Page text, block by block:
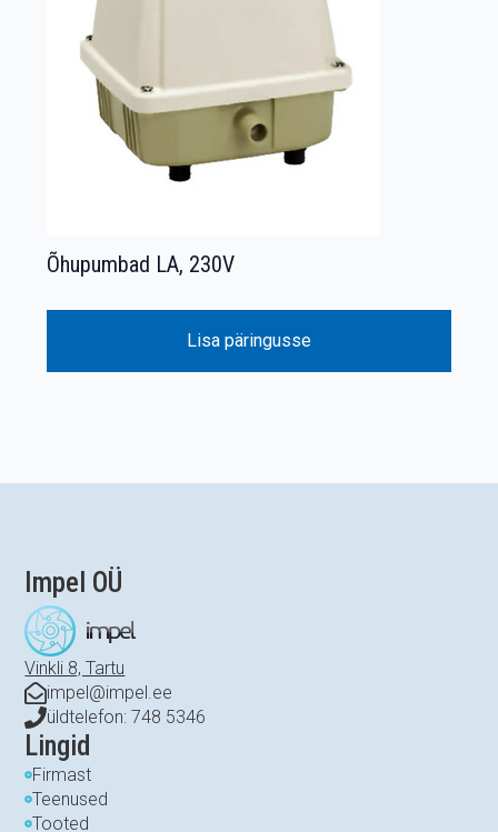
Õhupumbad LA, 230V
Lisa päringusse
Impel OÜ
Vinkli 8, Tartu
impel@impel.ee
üldtelefon: 748 5346
Lingid
Firmast
Teenused
Tooted